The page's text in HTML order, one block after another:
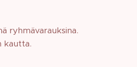
ryhmävarauksina.
kautta.